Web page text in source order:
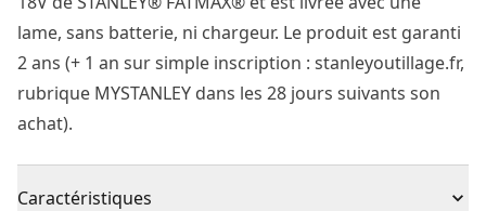
lame, sans batterie, ni chargeur. Le produit est garanti
2 ans (+ 1 an sur simple inscription : stanleyoutillage.fr,
rubrique MYSTANLEY dans les 28 jours suivants son
achat).
Caractéristiques